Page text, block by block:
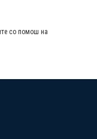
со помош на